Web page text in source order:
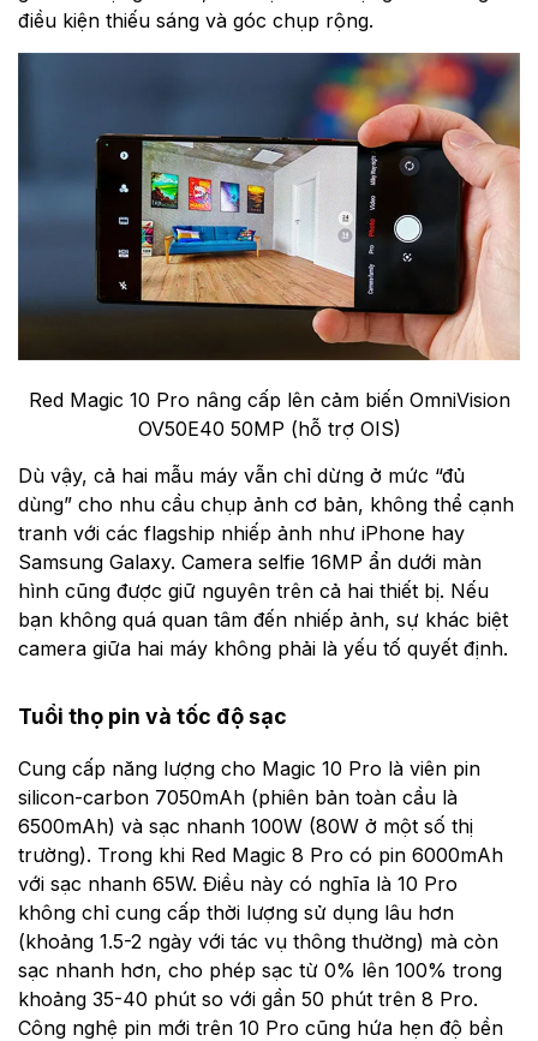
điều kiện thiếu sáng và góc chụp rộng.
Red Magic 10 Pro nâng cấp lên cảm biến OmniVision
OV50E40 50MP (hỗ trợ OIS)
Dù vậy, cả hai mẫu máy vẫn chỉ dừng ở mức “đủ
dùng” cho nhu cầu chụp ảnh cơ bản, không thể cạnh
tranh với các flagship nhiếp ảnh như iPhone hay
Samsung Galaxy. Camera selfie 16MP ẩn dưới màn
hình cũng được giữ nguyên trên cả hai thiết bị. Nếu
bạn không quá quan tâm đến nhiếp ảnh, sự khác biệt
camera giữa hai máy không phải là yếu tố quyết định.
Tuổi thọ pin và tốc độ sạc
Cung cấp năng lượng cho Magic 10 Pro là viên pin
silicon-carbon 7050mAh (phiên bản toàn cầu là
6500mAh) và sạc nhanh 100W (80W ở một số thị
trường). Trong khi Red Magic 8 Pro có pin 6000mAh
với sạc nhanh 65W. Điều này có nghĩa là 10 Pro
không chỉ cung cấp thời lượng sử dụng lâu hơn
(khoảng 1.5-2 ngày với tác vụ thông thường) mà còn
sạc nhanh hơn, cho phép sạc từ 0% lên 100% trong
khoảng 35-40 phút so với gần 50 phút trên 8 Pro.
Công nghệ pin mới trên 10 Pro cũng hứa hẹn độ bền